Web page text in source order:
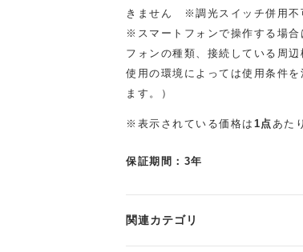
きません ※調光スイッチ併用不
※スマートフォンで操作する場合
フォンの種類、接続している周
使用の環境によっては使用条件
ます。）
※表示されている価格は 1点あた
保証期間：3年
関連カテゴリ